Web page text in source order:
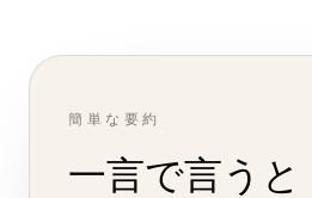
簡単な要約
一言で言うと